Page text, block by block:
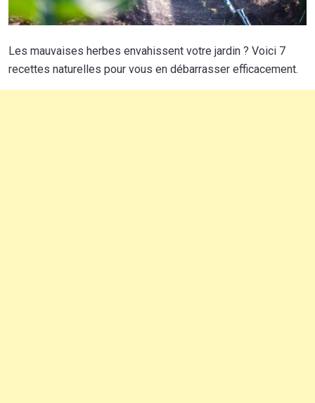
Les mauvaises herbes envahissent votre jardin ? Voici 7
recettes naturelles pour vous en débarrasser efficacement.